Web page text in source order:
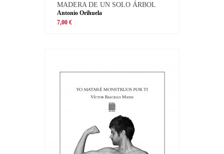
MADERA DE UN SOLO ÁRBOL
Antonio Orihuela
7,00 €